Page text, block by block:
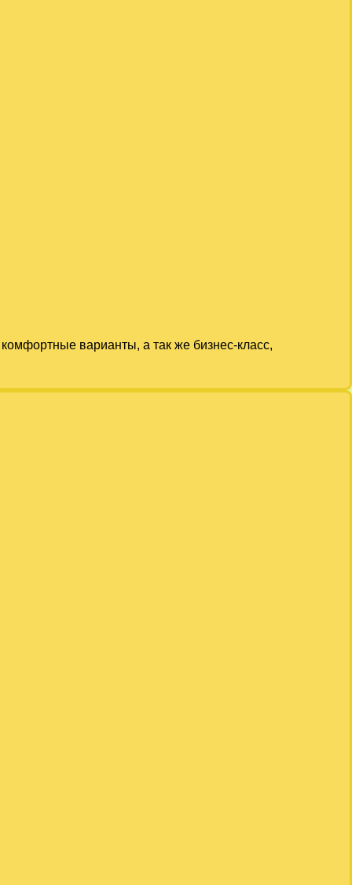
варианты, а так же бизнес-класс,